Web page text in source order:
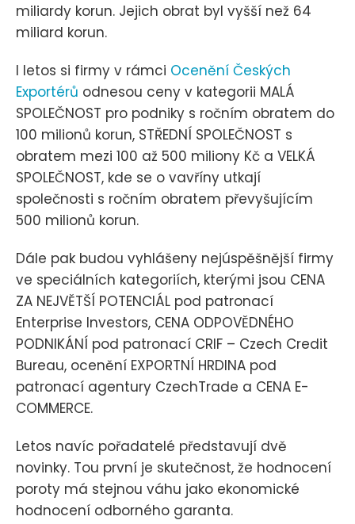
miliardy korun. Jejich obrat byl vyšší než 64
miliard korun.
I letos si firmy v rámci Ocenění Českých
Exportérů odnesou ceny v kategorii MALÁ
SPOLEČNOST pro podniky s ročním obratem do
100 milionů korun, STŘEDNÍ SPOLEČNOST s
obratem mezi 100 až 500 miliony Kč a VELKÁ
SPOLEČNOST, kde se o vavříny utkají
společnosti s ročním obratem převyšujícím
500 milionů korun.
Dále pak budou vyhlášeny nejúspěšnější firmy
ve speciálních kategoriích, kterými jsou CENA
ZA NEJVĚTŠÍ POTENCIÁL pod patronací
Enterprise Investors, CENA ODPOVĚDNÉHO
PODNIKÁNÍ pod patronací CRIF – Czech Credit
Bureau, ocenění EXPORTNÍ HRDINA pod
patronací agentury CzechTrade a CENA E-
COMMERCE.
Letos navíc pořadatelé představují dvě
novinky. Tou první je skutečnost, že hodnocení
poroty má stejnou váhu jako ekonomické
hodnocení odborného garanta.